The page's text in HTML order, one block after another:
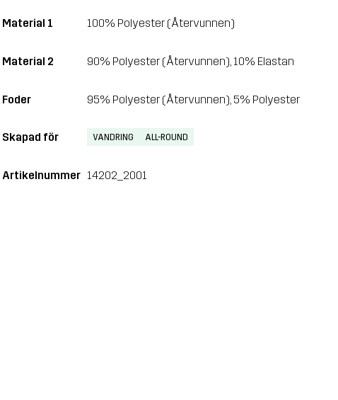
Material 1 100% Polyester (Återvunnen)
Material 2 90% Polyester (Återvunnen), 10% Elastan
Foder 95% Polyester (Återvunnen), 5% Polyester
Skapad för VANDRING ALL-ROUND
Artikelnummer 14202_2001